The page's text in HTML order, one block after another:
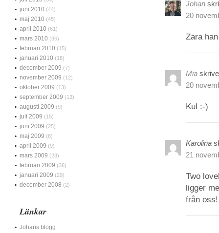
Johan
20
Zara
Mia
20
Kul :-)
Karolina
21
Two
ligger
från oss!
juni 2010 (44)
maj 2010 (45)
april 2010 (61)
mars 2010 (36)
februari 2010 (15)
januari 2010 (18)
december 2009 (7)
november 2009 (12)
oktober 2009 (13)
september 2009 (12)
augusti 2009 (9)
juli 2009 (15)
juni 2009 (25)
maj 2009 (8)
april 2009 (9)
mars 2009 (23)
februari 2009 (36)
januari 2009 (29)
december 2008 (2)
Länkar
Johans blogg